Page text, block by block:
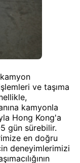
ve taşıma
kamyonla
Hong Kong'a
gün sürebilir.
en doğru
deneyimlerimizi